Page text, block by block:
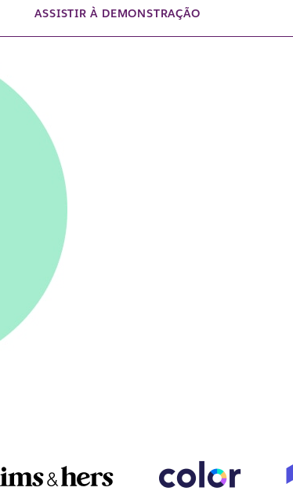
ASSISTIR À DEMONSTRAÇÃO